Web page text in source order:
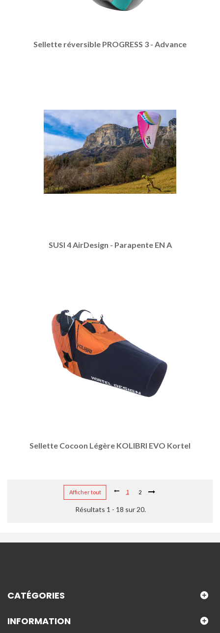
Sellette réversible PROGRESS 3 - Advance
SUSI 4 AirDesign - Parapente EN A
Sellette Cocoon Légère KOLIBRI EVO Kortel
Afficher tout 1 2
Résultats 1 - 18 sur 20.
CATÉGORIES
INFORMATION